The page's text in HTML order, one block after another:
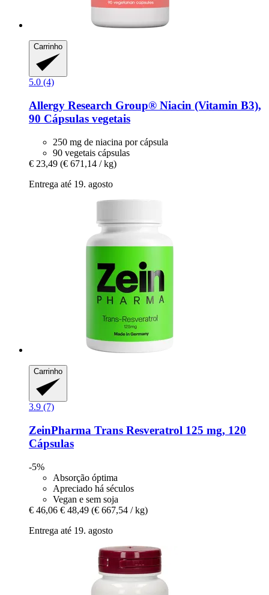
Carrinho
5.0 (4)
Allergy Research Group® Niacin (Vitamin B3),
90 Cápsulas vegetais
250 mg de niacina por cápsula
90 vegetais cápsulas
€ 23,49 (€ 671,14 / kg)
Entrega até 19. agosto
Carrinho
3.9 (7)
ZeinPharma Trans Resveratrol 125 mg, 120
Cápsulas
-5%
Absorção óptima
Apreciado há séculos
Vegan e sem soja
€ 46,06 € 48,49 (€ 667,54 / kg)
Entrega até 19. agosto